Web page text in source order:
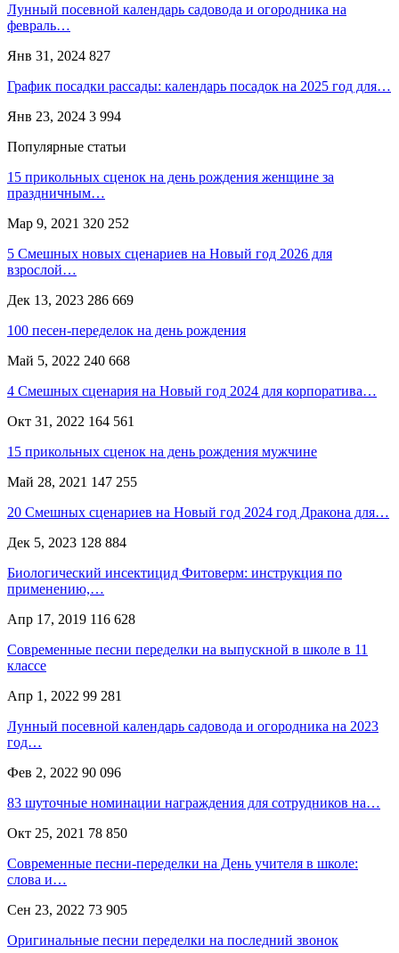
Лунный посевной календарь садовода и огородника на
февраль…
Янв 31, 2024 827
График посадки рассады: календарь посадок на 2025 год для…
Янв 23, 2024 3 994
Популярные статьи
15 прикольных сценок на день рождения женщине за
праздничным…
Мар 9, 2021 320 252
5 Смешных новых сценариев на Новый год 2026 для
взрослой…
Дек 13, 2023 286 669
100 песен-переделок на день рождения
Май 5, 2022 240 668
4 Смешных сценария на Новый год 2024 для корпоратива…
Окт 31, 2022 164 561
15 прикольных сценок на день рождения мужчине
Май 28, 2021 147 255
20 Смешных сценариев на Новый год 2024 год Дракона для…
Дек 5, 2023 128 884
Биологический инсектицид Фитоверм: инструкция по
применению,…
Апр 17, 2019 116 628
Современные песни переделки на выпускной в школе в 11
классе
Апр 1, 2022 99 281
Лунный посевной календарь садовода и огородника на 2023
год…
Фев 2, 2022 90 096
83 шуточные номинации награждения для сотрудников на…
Окт 25, 2021 78 850
Современные песни-переделки на День учителя в школе:
слова и…
Сен 23, 2022 73 905
Оригинальные песни переделки на последний звонок